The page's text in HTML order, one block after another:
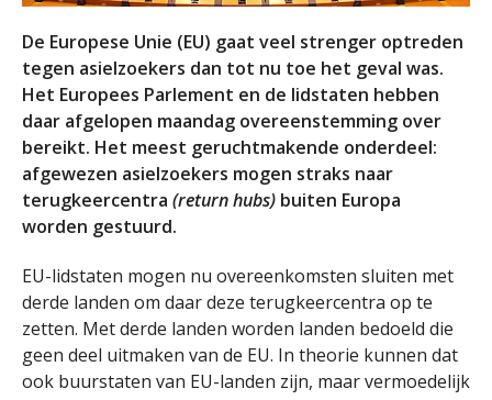
De Europese Unie (EU) gaat veel strenger optreden
tegen asielzoekers dan tot nu toe het geval was.
Het Europees Parlement en de lidstaten hebben
daar afgelopen maandag overeenstemming over
bereikt. Het meest geruchtmakende onderdeel:
afgewezen asielzoekers mogen straks naar
terugkeercentra (return hubs) buiten Europa
worden gestuurd.
EU-lidstaten mogen nu overeenkomsten sluiten met
derde landen om daar deze terugkeercentra op te
zetten. Met derde landen worden landen bedoeld die
geen deel uitmaken van de EU. In theorie kunnen dat
ook buurstaten van EU-landen zijn, maar vermoedelijk